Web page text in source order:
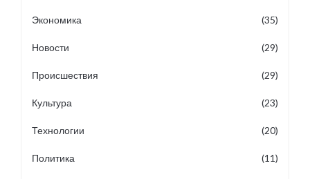
Экономика (35)
Новости (29)
Происшествия (29)
Культура (23)
Технологии (20)
Политика (11)